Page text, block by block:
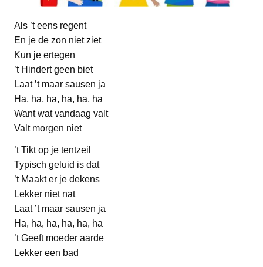
Als ’t eens regent
En je de zon niet ziet
Kun je ertegen
’t Hindert geen biet
Laat ’t maar sausen ja
Ha, ha, ha, ha, ha, ha
Want wat vandaag valt
Valt morgen niet
’t Tikt op je tentzeil
Typisch geluid is dat
’t Maakt er je dekens
Lekker niet nat
Laat ’t maar sausen ja
Ha, ha, ha, ha, ha, ha
’t Geeft moeder aarde
Lekker een bad